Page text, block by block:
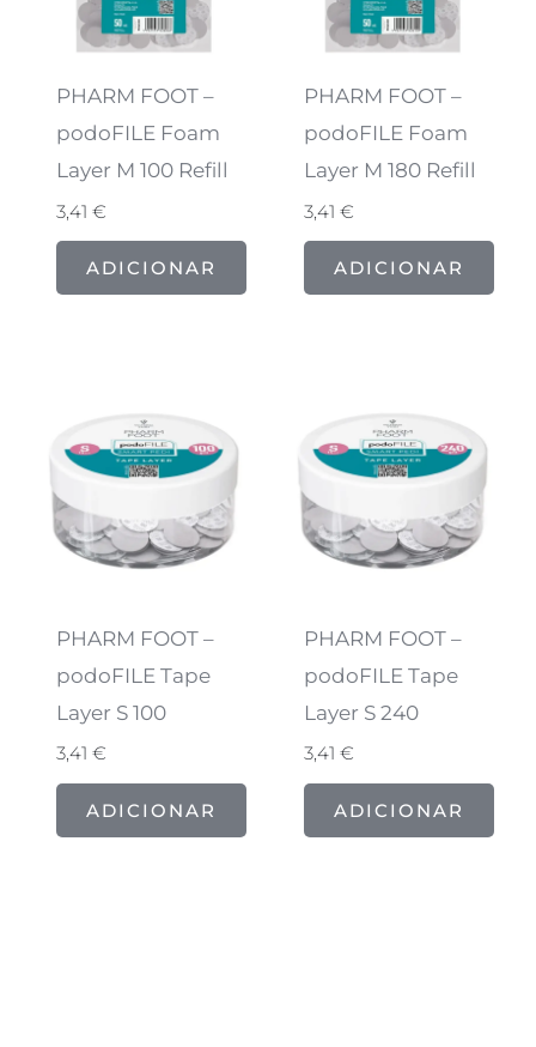
PHARM FOOT –
podoFILE Foam
Layer M 100 Refill
3,41 €
ADICIONAR
PHARM FOOT –
podoFILE Foam
Layer M 180 Refill
3,41€
ADICIONAR
PHARM FOOT –
podoFILE Tape
Layer S 100
3,41 €
ADICIONAR
PHARM FOOT –
podoFILE Tape
Layer S 240
3,41€
ADICIONAR